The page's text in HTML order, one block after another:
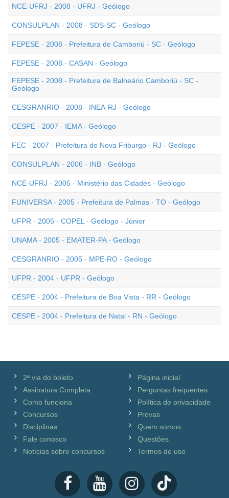
NCE-UFRJ - 2008 - UFRJ - Geólogo
CONSULPLAN - 2008 - SDS-SC - Geólogo
FEPESE - 2008 - Prefeitura de Camboriú - SC - Geólogo
FEPESE - 2008 - CASAN - Geólogo
FEPESE - 2008 - Prefeitura de Balneário Camboriú - SC -
Geólogo
CESGRANRIO - 2008 - INEA-RJ - Geólogo
CESPE - 2007 - IEMA - Geólogo
FEC - 2007 - Prefeitura de Nova Friburgo - RJ - Geólogo
CONSULPLAN - 2006 - INB - Geólogo
NCE-UFRJ - 2005 - Ministério das Cidades - Geólogo
FUNIVERSA - 2005 - Prefeitura de Palmas - TO - Geólogo
UFPR - 2005 - COPEL - Geólogo - Júnior
UNAMA - 2005 - EMATER-PA - Geólogo
CESGRANRIO - 2005 - MPE-RO - Geólogo
UFPR - 2004 - UFPR - Geólogo
CESPE - 2004 - Prefeitura de Boa Vista - RR - Geólogo
CESPE - 2004 - Prefeitura de Natal - RN - Geólogo
2ª via do boleto
Assinatura Completa
Como funciona
Concursos
Disciplinas
Fale conosco
Notícias sobre concursos
Página inicial
Perguntas frequentes
Política de privacidade
Provas
Quem somos
Questões
Termos de uso